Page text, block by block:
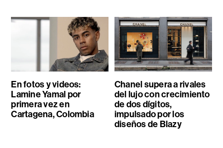
En fotos y videos:
Lamine Yamal por
primera vez en
Cartagena, Colombia
Chanel supera a rivales
del lujo con crecimiento
de dos dígitos,
impulsado por los
diseños de Blazy